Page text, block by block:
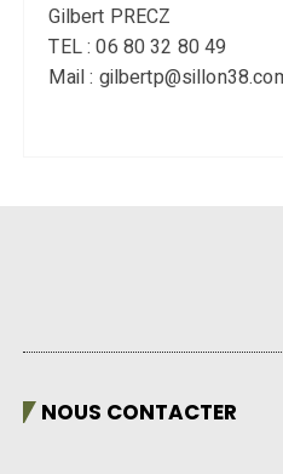
Gilbert PRECZ
TEL : 06 80 32 80 49
Mail :
NOUS CONTACTER